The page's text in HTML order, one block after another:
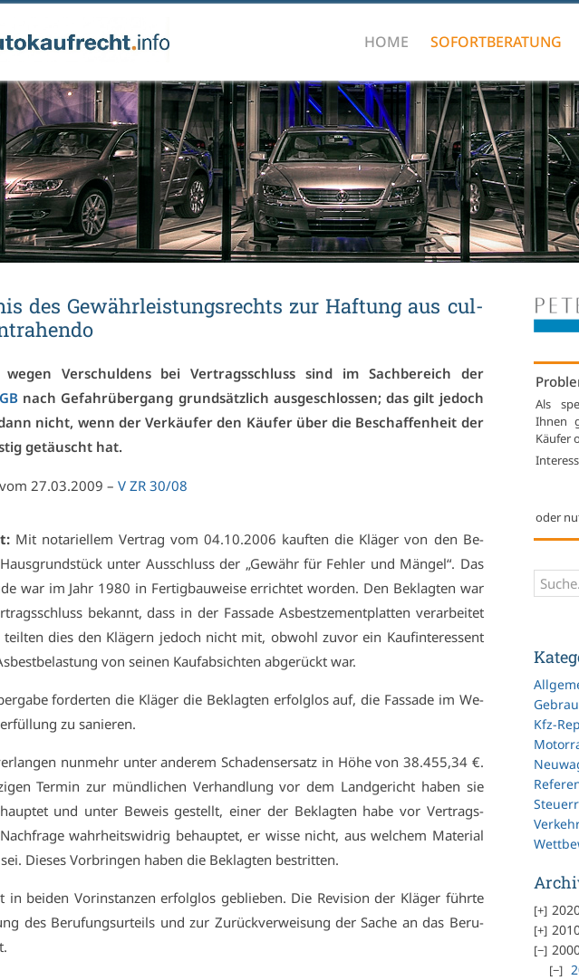
HOME SOFORTBERATUNG
des Ge­währ­leis­tungs­rechts zur Haf­tung aus cul­
we­gen Ver­schul­dens bei Ver­trags­schluss sind im Sach­be­reich der
nach Ge­fahr­über­gang grund­sätz­lich aus­ge­schlos­sen; das gilt je­doch
nicht, wenn der Ver­käu­fer den Käu­fer über die Be­schaf­fen­heit der
ge­täuscht hat.
27.03.2009 – V ZR 30/08
Mit no­ta­ri­el­lem Ver­trag vom 04.10.2006 kauf­ten die Klä­ger von den Be­
un­ter Aus­schluss der „Ge­währ für Feh­ler und Män­gel“. Das
war im Jahr 1980 in Fer­tig­bau­wei­se er­rich­tet wor­den. Den Be­klag­ten war
be­kannt, dass in der Fas­sa­de As­best­ze­ment­plat­ten ver­ar­bei­tet
teil­ten dies den Klä­gern je­doch nicht mit, ob­wohl zu­vor ein Kauf­in­ter­es­sent
von sei­nen Kauf­ab­sich­ten ab­ge­rückt war.
for­der­ten die Klä­ger die Be­klag­ten er­folg­los auf, die Fas­sa­de im We­
zu sa­nie­ren.
nun­mehr un­ter an­de­rem Scha­dens­er­satz in Hö­he von 38.455,34 €.
Ter­min zur münd­li­chen Ver­hand­lung vor dem Land­ge­richt ha­ben sie
und un­ter Be­weis ge­stellt, ei­ner der Be­klag­ten ha­be vor Ver­trags­
wahr­heits­wid­rig be­haup­tet, er wis­se nicht, aus wel­chem Ma­te­ri­al
Die­ses Vor­brin­gen ha­ben die Be­klag­ten be­strit­ten.
in bei­den Vor­in­stan­zen er­folg­los ge­blie­ben. Die Re­vi­si­on der Klä­ger führ­te
des Be­ru­fungs­ur­teils und zur Zu­rück­ver­wei­sung der Sa­che an das Be­ru­
Als
Ihnen
Käufer
oder
Kfz-